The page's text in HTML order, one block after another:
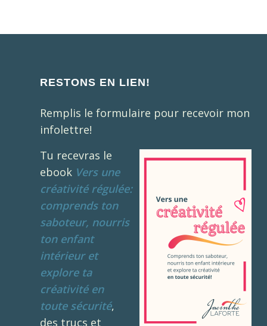
RESTONS EN LIEN!
Remplis le formulaire pour recevoir mon
infolettre!
Tu recevras le
ebook Vers une
créativité régulée:
comprends ton
saboteur, nourris
ton enfant
intérieur et
explore ta
créativité en
toute sécurité,
des trucs et